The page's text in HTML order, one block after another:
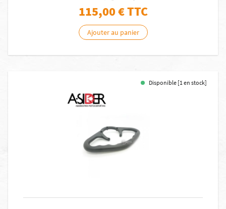
115,00€ TTC
Ajouter au panier
Disponible [1 en stock]